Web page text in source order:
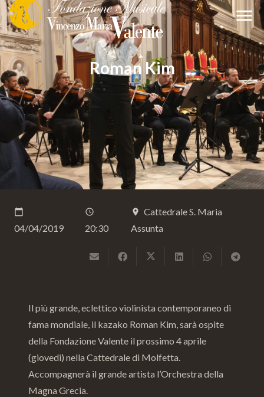
menu
Roman Kim
calendar_today
04/04/2019
schedule
20:30
place Cattedrale S. Maria
Assunta
Il più grande, eclettico violinista contemporaneo di
fama mondiale, il kazako Roman Kim, sarà ospite
della Fondazione Valente il prossimo 4 aprile
(giovedi) nella Cattedrale di Molfetta.
Accompagnerà il grande artista l’Orchestra della
Magna Grecia.